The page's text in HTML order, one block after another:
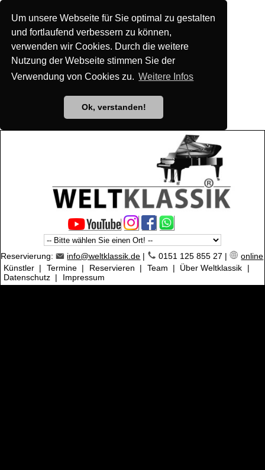
Um unsere Webseite für Sie optimal zu gestalten
und fortlaufend verbessern zu können,
verwenden wir Cookies. Durch die weitere
Nutzung der Webseite stimmen Sie der
Verwendung von Cookies zu. Weitere Infos
Ok, verstanden!
Reservierung: info@weltklassik.de | 0151 125 855 27 |
online
Künstler | Termine | Reservieren | Team | Über Weltklassik
|
Datenschutz | Impressum